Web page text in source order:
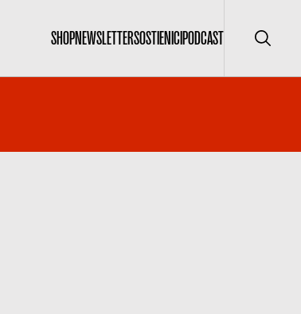
SHOPNEWSLETTERSOSTIENICIPODCAST Cerca